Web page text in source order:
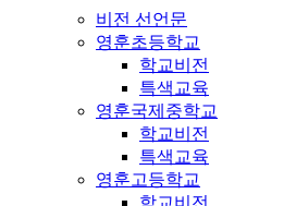
비전 선언문
영훈초등학교
학교비전
특색교육
영훈국제중학교
학교비전
특색교육
영훈고등학교
학교비전